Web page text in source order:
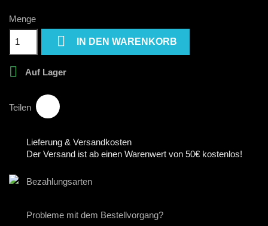
Menge
 IN DEN WARENKORB
 Auf Lager
Teilen
Lieferung & Versandkosten
Der Versand ist ab einen Warenwert von 50€ kostenlos!
Bezahlungsarten
Probleme mit dem Bestellvorgang?